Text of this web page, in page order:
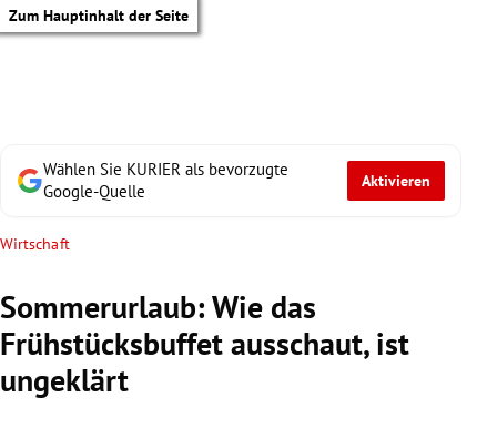
Zum Hauptinhalt der Seite
Wählen Sie KURIER als bevorzugte
Google-Quelle
Aktivieren
Wirtschaft
Sommerurlaub: Wie das
Frühstücksbuffet ausschaut, ist
ungeklärt